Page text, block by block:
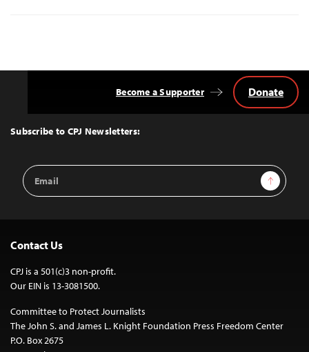
Top
Subscribe to CPJ Newsletters:
Email
Address
Sign Up
Become a Supporter Donate
Contact Us
CPJ is a 501(c)3 non-profit.
Our EIN is 13-3081500.
Committee to Protect Journalists
The John S. and James L. Knight Foundation Press Freedom Center
P.O. Box 2675